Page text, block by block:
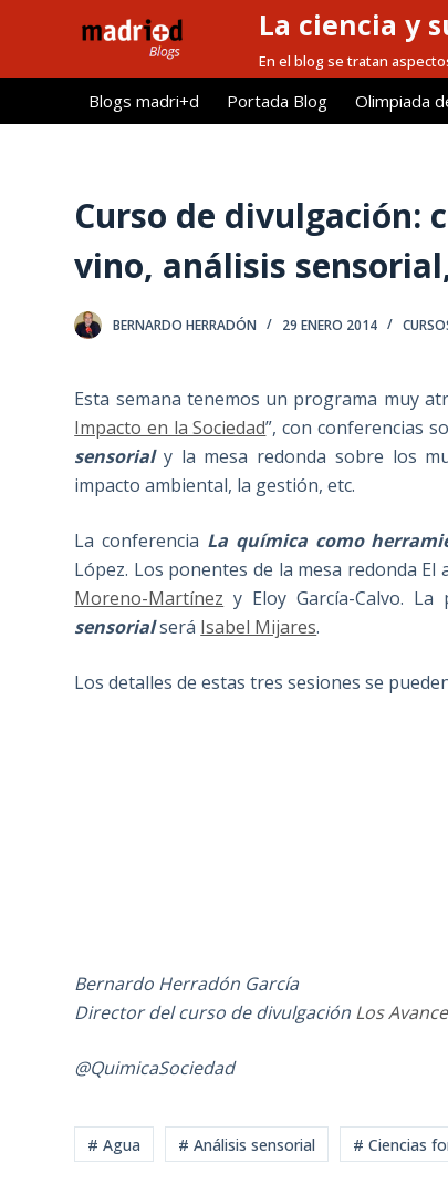
l
La ciencia y
En el blog se tratan
Blogs madri+d Portada Blog Olimpiada
Curso de divulgación:
vino, análisis
BERNARDO HERRADÓN 29 ENERO 2014
Esta semana tenemos un programa muy
Impacto en la Sociedad”, con conferencias
sensorialy la mesa redonda sobre los
impacto ambiental, la gestión, etc.
La conferencia La química como
López. Los ponentes de la mesa redonda
Moreno-Martínez y Eloy García-Calvo.
sensorialserá Isabel Mijares.
Los detalles de estas tres sesiones se
Bernardo Herradón García
Director del curso de divulgación Los
@QuimicaSociedad
# Agua # Análisis sensorial # Ciencias